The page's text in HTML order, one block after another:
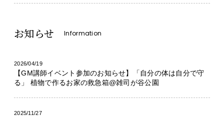
お知らせ Information
2026/04/19
【GM講師イベント参加のお知らせ】「自分の体は自分で守
る」 植物で作るお家の救急箱@雑司が谷公園
2025/11/27